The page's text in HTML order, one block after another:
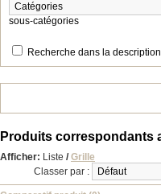
sous-catégories
Recherche dans la
Produits correspondants
Afficher: Liste / Grille
Classer par :